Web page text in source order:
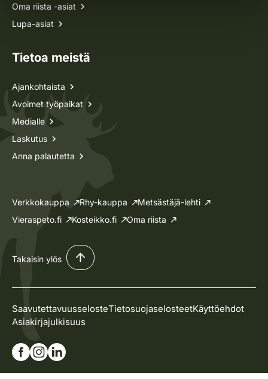
Oma riista -asiat
Lupa-asiat
Tietoa meistä
Ajankohtaista
Avoimet työpaikat
Medialle
Laskutus
Anna palautetta
Verkkokauppa Rhy-kauppa
Metsästäjä-lehti
Vieraspeto.fi
Kosteikko.fi Oma riista
Takaisin ylös
SaavutettavuusselosteTietosuojaselosteetKäyttöehdot
Asiakirjajulkisuus